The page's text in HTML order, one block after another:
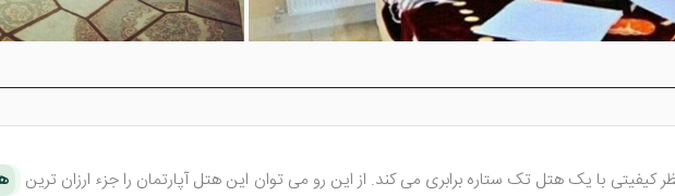
کیفیتی با یک هتل تک ستاره برابری می کند. از این رو می توان این هتل آپارتمان را جزء ارزان ترین